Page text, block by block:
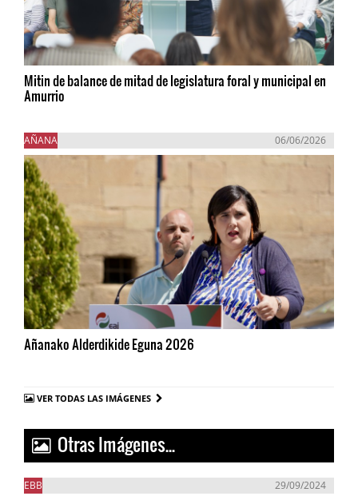
Mitin de balance de mitad de legislatura foral y municipal en
Amurrio
AÑANA 06/06/2026
Añanako Alderdikide Eguna 2026
VER TODAS LAS IMÁGENES
Otras Imágenes...
EBB 29/09/2024